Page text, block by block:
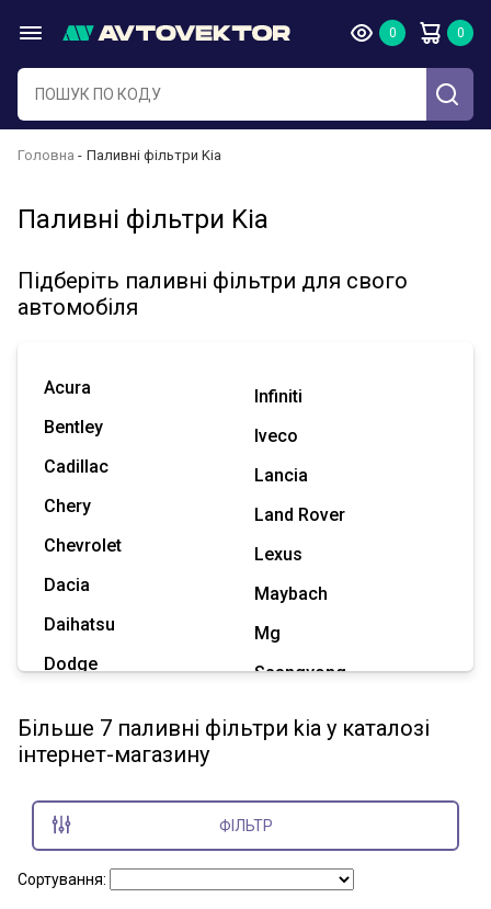
Головна Паливні фільтри Kia
Паливні фільтри Kia
Підберіть паливні фільтри для свого
автомобіля
Acura
Bentley
Cadillac
Chery
Chevrolet
Dacia
Daihatsu
Dodge
Great Wall
Hummer
Infiniti
Iveco
Lancia
Land Rover
Lexus
Maybach
Mg
Ssangyong
Показати всі марки
Більше 7 паливні фільтри kia у каталозі
інтернет-магазину
ФІЛЬТР
Сортування: